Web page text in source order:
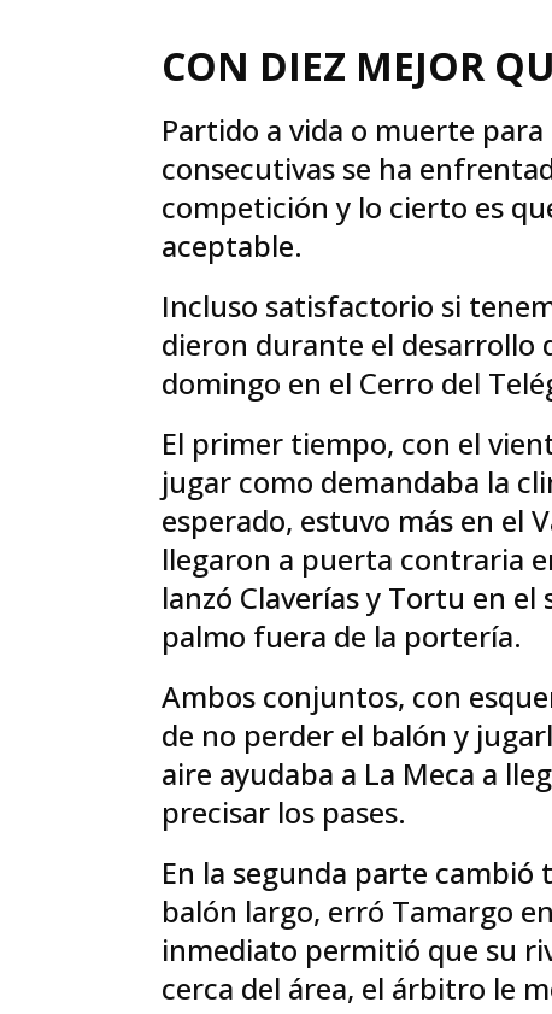
CON DIEZ MEJOR
Partido a vida o muerte
consecutivas se ha
competición y lo cierto es
aceptable.
Incluso satisfactorio si
dieron durante el desarrollo
domingo en el Cerro del
El primer tiempo, con el
jugar como demandaba la
esperado, estuvo más en el
llegaron a puerta contraria
lanzó Claverías y Tortu en
palmo fuera de la portería.
Ambos conjuntos, con
de no perder el balón y
aire ayudaba a La Meca a
precisar los pases.
En la segunda parte
balón largo, erró Tamargo
inmediato permitió que su
cerca del área, el árbitro le